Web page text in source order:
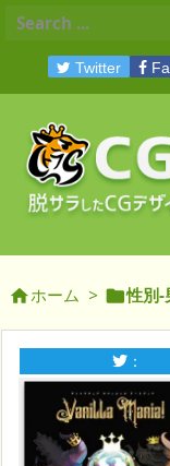
Twitter
ホーム > 性別-
：